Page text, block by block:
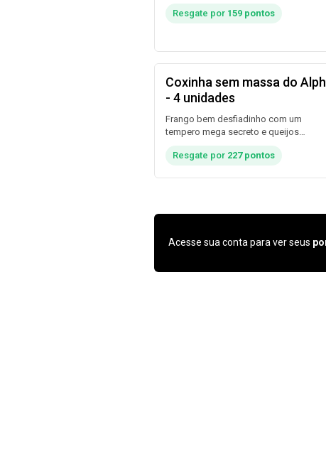
Resgate por 159 pontos
Coxinha sem massa do
- 4 unidades
Frango bem desfiadinho com um
tempero mega secreto e queijos
empanamento super crocante. Porção
Resgate por 227 pontos
Acesse sua conta para ver seus